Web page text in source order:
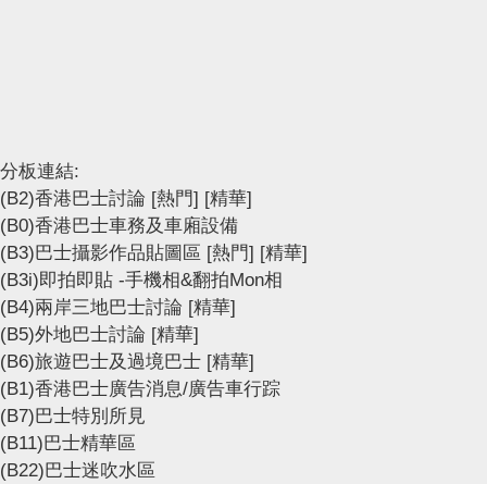
分板連結:
(B2)香港巴士討論 [熱門] [精華]
(B0)香港巴士車務及車廂設備
(B3)巴士攝影作品貼圖區 [熱門] [精華]
(B3i)即拍即貼 -手機相&翻拍Mon相
(B4)兩岸三地巴士討論 [精華]
(B5)外地巴士討論 [精華]
(B6)旅遊巴士及過境巴士 [精華]
(B1)香港巴士廣告消息/廣告車行踪
(B7)巴士特別所見
(B11)巴士精華區
(B22)巴士迷吹水區